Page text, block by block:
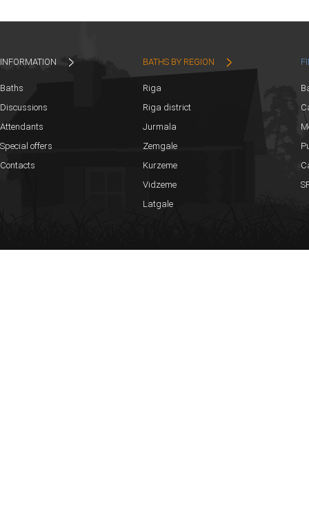
INFORMATION
Baths
Discussions
Attendants
Special offers
Contacts
BATHS BY REGION
Riga
Riga district
Jurmala
Zemgale
Kurzeme
Vidzeme
Latgale